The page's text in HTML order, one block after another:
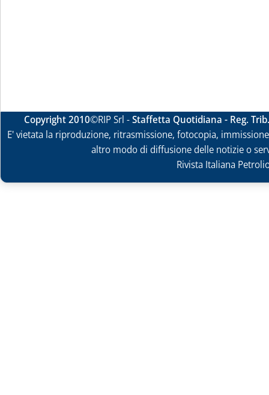
Copyright 2010©RIP Srl -Staffetta Quotidiana - Reg.
E' vietata la riproduzione, ritrasmissione, fotocopia,
altro modo di diffusione delle notizie o
Rivista Italiana